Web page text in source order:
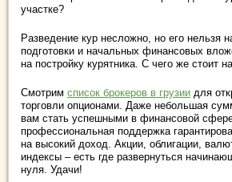
участке?
Разведение кур несложно, но его нельзя
подготовки и начальных финансовых
на постройку курятника. С чего же стоит
Смотрим список брокеров в грузии для
торговли опционами. Даже небольшая
вам стать успешными в финансовой
профессиональная поддержка
на высокий доход. Акции, облигации,
индексы – есть где развернуться
нуля. Удачи!